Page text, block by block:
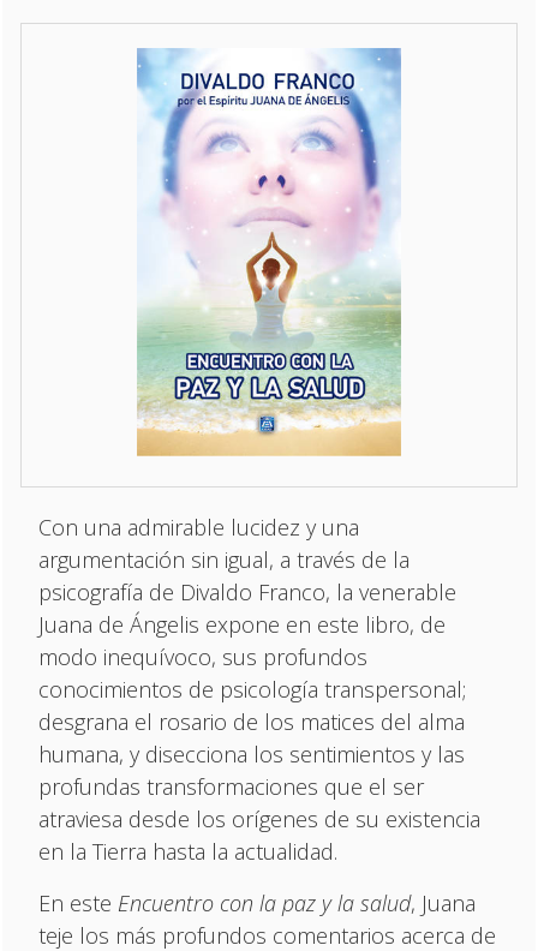
Con una admirable lucidez y una
argumentación sin igual, a través de la
psicografía de Divaldo Franco, la venerable
Juana de Ángelis expone en este libro, de
modo inequívoco, sus profundos
conocimientos de psicología transpersonal;
desgrana el rosario de los matices del alma
humana, y disecciona los sentimientos y las
profundas transformaciones que el ser
atraviesa desde los orígenes de su existencia
en la Tierra hasta la actualidad.
En este Encuentro con la paz y la salud, Juana
teje los más profundos comentarios acerca de